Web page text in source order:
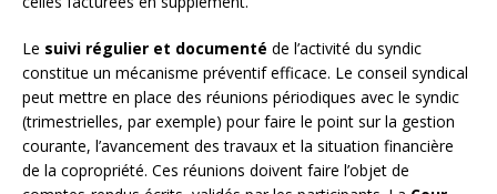
Le suivi régulier et documenté de l’activité du syndic
constitue un mécanisme préventif efficace. Le conseil syndical
peut mettre en place des réunions périodiques avec le syndic
(trimestrielles, par exemple) pour faire le point sur la gestion
courante, l’avancement des travaux et la situation financière
de la copropriété. Ces réunions doivent faire l’objet de